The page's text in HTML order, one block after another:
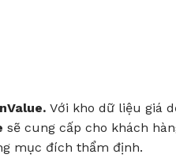
Với kho dữ liệu giá
sẽ cung cấp cho khách
mục đích thẩm định.